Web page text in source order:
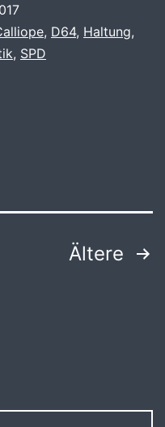
, D64, Haltung,
, SPD
Ältere